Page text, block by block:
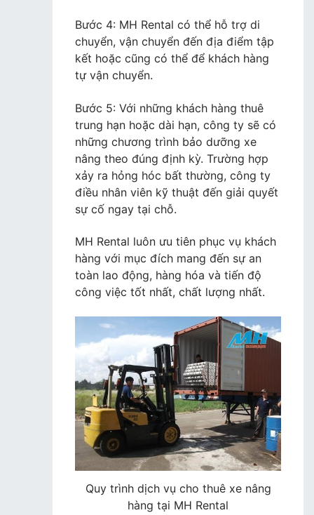
Bước 4: MH Rental có thể hỗ trợ di
chuyển, vận chuyển đến địa điểm tập
kết hoặc cũng có thể để khách hàng
tự vận chuyển.
Bước 5: Với những khách hàng thuê
trung hạn hoặc dài hạn, công ty sẽ có
những chương trình bảo dưỡng xe
nâng theo đúng định kỳ. Trường hợp
xảy ra hỏng hóc bất thường, công ty
điều nhân viên kỹ thuật đến giải quyết
sự cố ngay tại chỗ.
MH Rental luôn ưu tiên phục vụ khách
hàng với mục đích mang đến sự an
toàn lao động, hàng hóa và tiến độ
công việc tốt nhất, chất lượng nhất.
Quy trình dịch vụ cho thuê xe nâng
hàng tại MH Rental